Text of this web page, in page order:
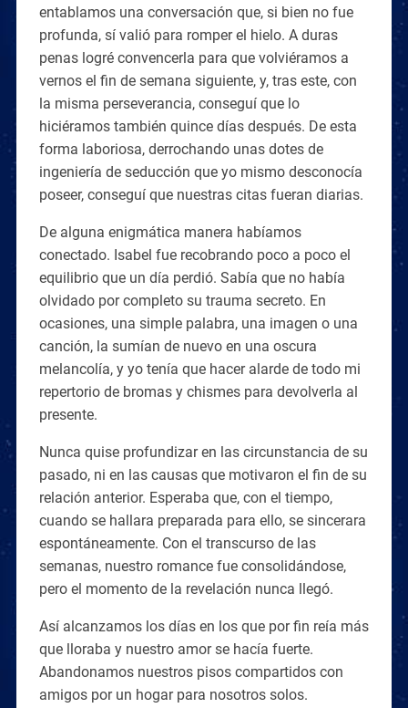
entablamos una conversación que, si bien no fue
profunda, sí valió para romper el hielo. A duras
penas logré convencerla para que volviéramos a
vernos el fin de semana siguiente, y, tras este, con
la misma perseverancia, conseguí que lo
hiciéramos también quince días después. De esta
forma laboriosa, derrochando unas dotes de
ingeniería de seducción que yo mismo desconocía
poseer, conseguí que nuestras citas fueran diarias.
De alguna enigmática manera habíamos
conectado. Isabel fue recobrando poco a poco el
equilibrio que un día perdió. Sabía que no había
olvidado por completo su trauma secreto. En
ocasiones, una simple palabra, una imagen o una
canción, la sumían de nuevo en una oscura
melancolía, y yo tenía que hacer alarde de todo mi
repertorio de bromas y chismes para devolverla al
presente.
Nunca quise profundizar en las circunstancia de su
pasado, ni en las causas que motivaron el fin de su
relación anterior. Esperaba que, con el tiempo,
cuando se hallara preparada para ello, se sincerara
espontáneamente. Con el transcurso de las
semanas, nuestro romance fue consolidándose,
pero el momento de la revelación nunca llegó.
Así alcanzamos los días en los que por fin reía más
que lloraba y nuestro amor se hacía fuerte.
Abandonamos nuestros pisos compartidos con
amigos por un hogar para nosotros solos.